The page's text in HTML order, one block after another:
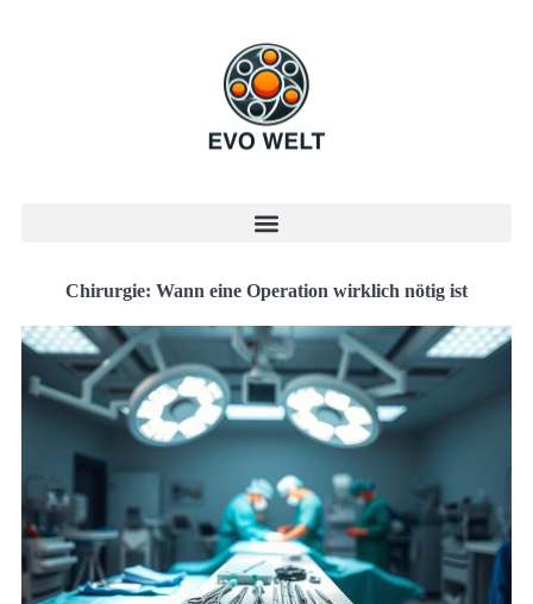
Chirurgie: Wann eine Operation wirklich nötig ist